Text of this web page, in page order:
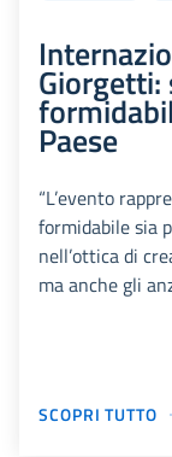
Paese
“L’evento
formidabile sia
nell’ottica di
ma anche gli
SCOPRI TUTTO